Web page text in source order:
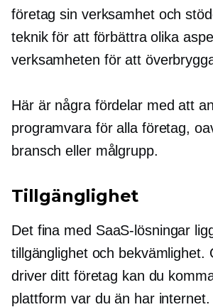
företag sin verksamhet och
teknik för att förbättra olika
verksamheten för att
Här är några fördelar med att
programvara för alla företag,
bransch eller målgrupp.
Tillgänglighet
Det fina med SaaS-lösningar
tillgänglighet och bekvämlighet.
driver ditt företag kan du
plattform var du än har internet.